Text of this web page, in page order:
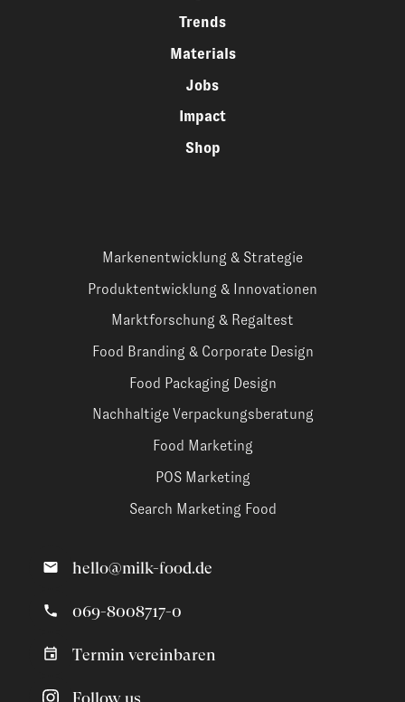
Trends
Materials
Jobs
Impact
Shop
Markenentwicklung & Strategie
Produktentwicklung & Innovationen
Marktforschung & Regaltest
Food Branding & Corporate Design
Food Packaging Design
Nachhaltige Verpackungsberatung
Food Marketing
POS Marketing
Search Marketing Food
hello@milk-food.de
069-8008717-0
Termin vereinbaren
Follow us